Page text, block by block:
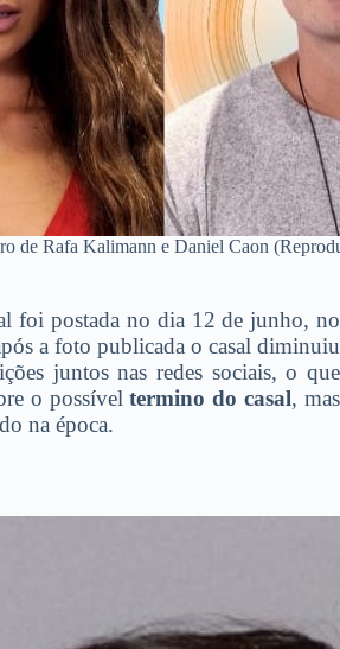
de Rafa Kalimann e Daniel Caon
foi postada no dia 12 de junho, no
a foto publicada o casal diminuiu
juntos nas redes sociais, o que
o possível termino do casal, mas
na época.